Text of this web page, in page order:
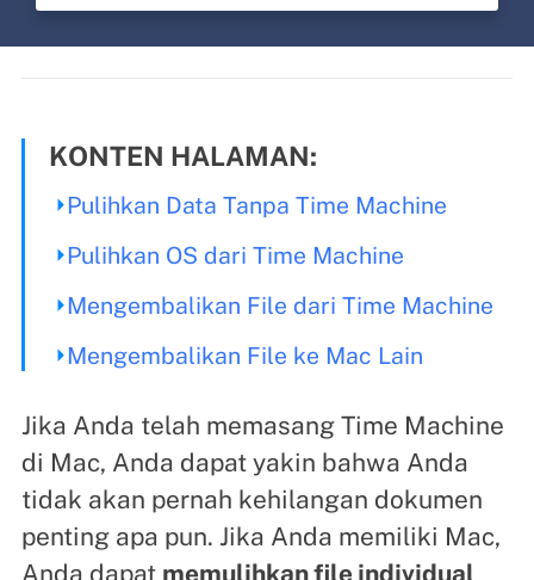
KONTEN HALAMAN:
Pulihkan Data Tanpa Time Machine
Pulihkan OS dari Time Machine
Mengembalikan File dari Time Machine
Mengembalikan File ke Mac Lain
Jika Anda telah memasang Time Machine
di Mac, Anda dapat yakin bahwa Anda
tidak akan pernah kehilangan dokumen
penting apa pun. Jika Anda memiliki Mac,
Anda dapat memulihkan file individual